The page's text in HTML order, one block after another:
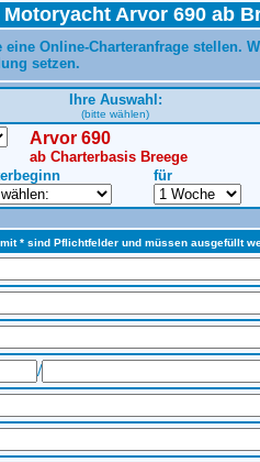
Arvor 690 ab
eine Online-Charteranfrage
setzen.
Ihre Auswahl:
(bitte wählen)
Arvor 690
ab Charterbasis Breege
für
* sind Pflichtfelder und müssen ausgefüllt
/